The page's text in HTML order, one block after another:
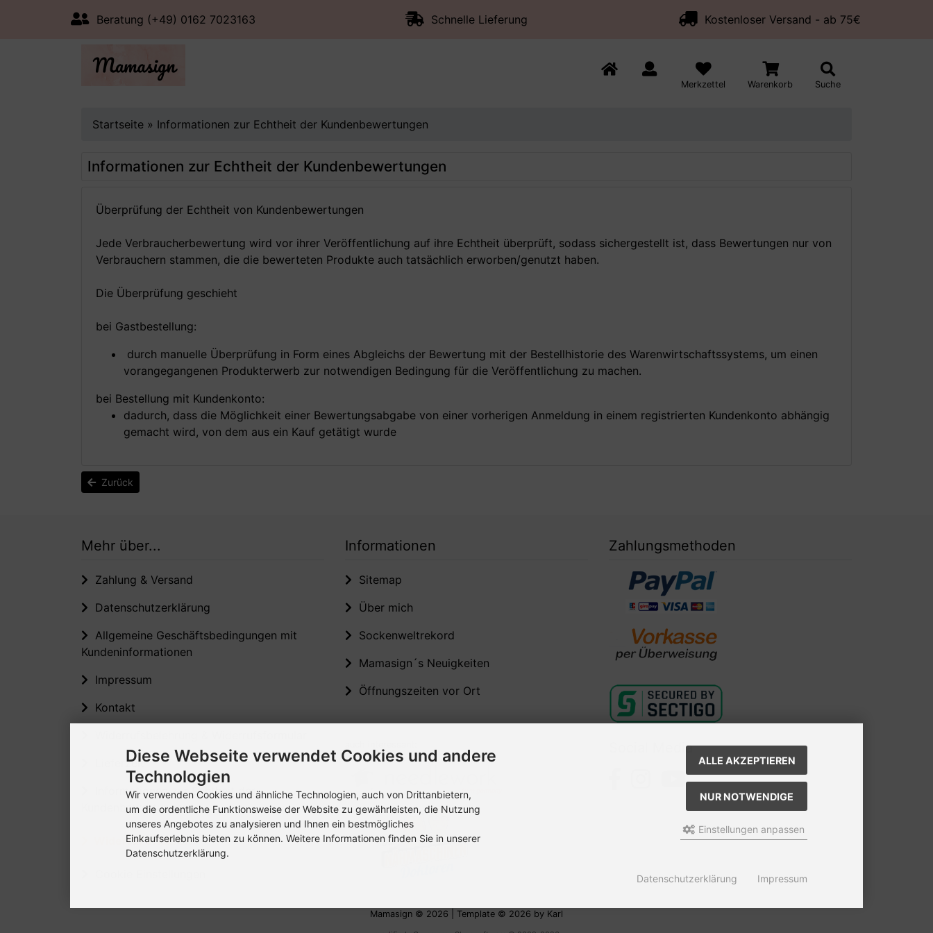
Beratung (+49) 0162 7023163 Schnelle Lieferung Kostenloser Versand - ab 75€
Merkzettel Warenkorb Suche
Startseite » Informationen zur Echtheit der Kundenbewertungen
Informationen zur Echtheit der Kundenbewertungen
Überprüfung der Echtheit von Kundenbewertungen
Jede Verbraucherbewertung wird vor ihrer Veröffentlichung auf ihre Echtheit überprüft, sodass sichergestellt ist, dass Bewertungen nur von
Verbrauchern stammen, die die bewerteten Produkte auch tatsächlich erworben/genutzt haben.
Die Überprüfung geschieht
bei Gastbestellung:
durch manuelle Überprüfung in Form eines Abgleichs der Bewertung mit der Bestellhistorie des Warenwirtschaftssystems, um einen
vorangegangenen Produkterwerb zur notwendigen Bedingung für die Veröffentlichung zu machen.
bei Bestellung mit Kundenkonto:
dadurch, dass die Möglichkeit einer Bewertungsabgabe von einer vorherigen Anmeldung in einem registrierten Kundenkonto abhängig
gemacht wird, von dem aus ein Kauf getätigt wurde
Zurück
Mehr über...
Zahlung & Versand
Datenschutzerklärung
Allgemeine Geschäftsbedingungen mit
Kundeninformationen
Impressum
Kontakt
Lieferzeit
Informationen zur Echtheit der
Kundenbewertungen
Widerruf erklären
Informationen
Sitemap
Über mich
Sockenweltrekord
Mamasign´s Neuigkeiten
Öffnungszeiten vor Ort
Zahlungsmethoden
Social Media
Mamasign © 2026 | Template © 2026 by Karl
Diese Webseite verwendet Cookies und andere
Technologien
Wir verwenden Cookies und ähnliche Technologien, auch von Drittanbietern,
um die ordentliche Funktionsweise der Website zu gewährleisten, die Nutzung
unseres Angebotes zu analysieren und Ihnen ein bestmögliches
Einkaufserlebnis bieten zu können. Weitere Informationen finden Sie in unserer
Datenschutzerklärung.
ALLE AKZEPTIEREN
NUR NOTWENDIGE
Einstellungen anpassen
Datenschutzerklärung Impressum